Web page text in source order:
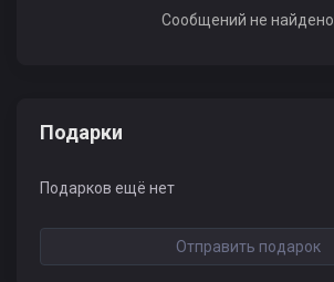
Сообщений не найдено
Подарки
Подарков ещё нет
Отправить подарок